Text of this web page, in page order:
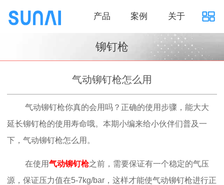
产品 案例 关于
铆钉枪
气动铆钉枪怎么用
气动铆钉枪你真的会用吗？正确的使用步骤，能大大
延长铆钉枪的使用寿命哦。本期小编来给小伙伴们普及一
下，气动铆钉枪怎么用。
在使用气动铆钉枪之前，需要保证有一个稳定的气压
源，保证压力值在5-7kg/bar，这样才能使气动铆钉枪进行正